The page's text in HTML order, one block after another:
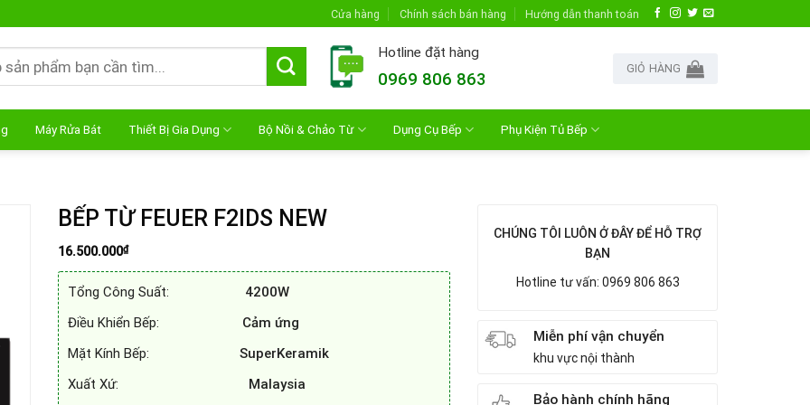
Cửa hàng Chính sách bán hàng Hướng dẫn thanh toán
Hotline đặt hàng
0969 806 863
GIỎ HÀNG
Máy Rửa Bát Thiết Bị Gia Dụng Bộ Nồi & Chảo Từ Dụng Cụ Bếp Phụ Kiện Tủ Bếp
BẾP TỪ FEUER F2IDS NEW
16.500.000₫
Tổng Công Suất: 4200W
Điều Khiển Bếp: Cảm ứng
Mặt Kính Bếp: SuperKeramik
Xuất Xứ: Malaysia
CHÚNG TÔI LUÔN Ở ĐÂY ĐỂ HỖ TRỢ
BẠN
Hotline tư vấn: 0969 806 863
Miễn phí vận chuyển
khu vực nội thành
Bảo hành chính hãng